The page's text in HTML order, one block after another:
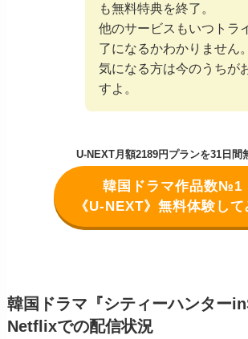
も無料特典を終了。
他のサービスもいつトラ
了になるかわかりません。
気になる方は今のうちが
すよ。
U-NEXT月額2189円プランを31日間
韓国ドラマ作品数№1
《U-NEXT》無料体験し
韓国ドラマ『シティーハンター
Netflixでの配信状況